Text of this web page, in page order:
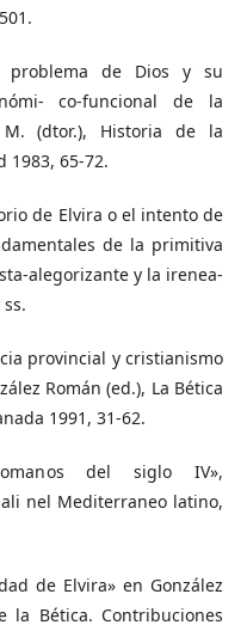
problema de Dios y su
co-funcional de la
(dtor.), Historia de la
1983, 65-72.
de Elvira o el intento de
de la primitiva
alegorizante y la irenea-
provincial y cristianismo
Román (ed.), La Bética
1991, 31-62.
del siglo IV»,
nel Mediterraneo latino,
de Elvira» en González
la Bética. Contribuciones